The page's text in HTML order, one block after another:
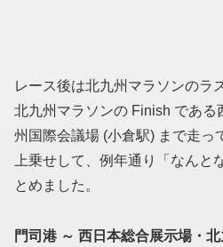
レース後は北九州マラソンのラ
北九州マラソンの Finish である
州国際会議場 (小倉駅) まで走っ
上乗せして、例年通り「なんと
とめました。
門司港 ～ 西日本総合展示場・